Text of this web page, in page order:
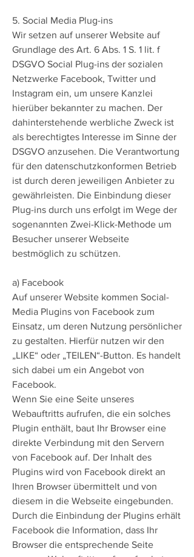
5. Social Media Plug-ins
Wir setzen auf unserer Website auf
Grundlage des Art. 6 Abs. 1 S. 1 lit. f
DSGVO Social Plug-ins der sozialen
Netzwerke Facebook, Twitter und
Instagram ein, um unsere Kanzlei
hierüber bekannter zu machen. Der
dahinterstehende werbliche Zweck ist
als berechtigtes Interesse im Sinne der
DSGVO anzusehen. Die Verantwortung
für den datenschutzkonformen Betrieb
ist durch deren jeweiligen Anbieter zu
gewährleisten. Die Einbindung dieser
Plug-ins durch uns erfolgt im Wege der
sogenannten Zwei-Klick-Methode um
Besucher unserer Webseite
bestmöglich zu schützen.
a) Facebook
Auf unserer Website kommen Social-
Media Plugins von Facebook zum
Einsatz, um deren Nutzung persönlicher
zu gestalten. Hierfür nutzen wir den
„LIKE“ oder „TEILEN“-Button. Es handelt
sich dabei um ein Angebot von
Facebook.
Wenn Sie eine Seite unseres
Webauftritts aufrufen, die ein solches
Plugin enthält, baut Ihr Browser eine
direkte Verbindung mit den Servern
von Facebook auf. Der Inhalt des
Plugins wird von Facebook direkt an
Ihren Browser übermittelt und von
diesem in die Webseite eingebunden.
Durch die Einbindung der Plugins erhält
Facebook die Information, dass Ihr
Browser die entsprechende Seite